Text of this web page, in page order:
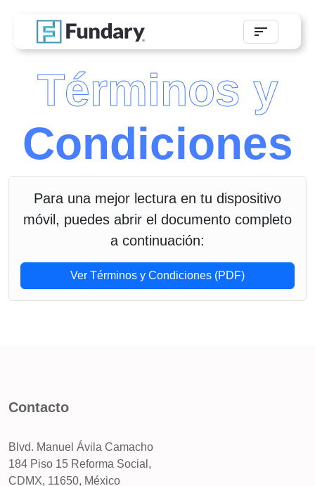
Términos y
Condiciones
Para una mejor lectura en tu dispositivo
móvil, puedes abrir el documento completo
a continuación:
Ver Términos y Condiciones (PDF)
Contacto
Blvd. Manuel Ávila Camacho
184 Piso 15 Reforma Social,
CDMX, 11650, México